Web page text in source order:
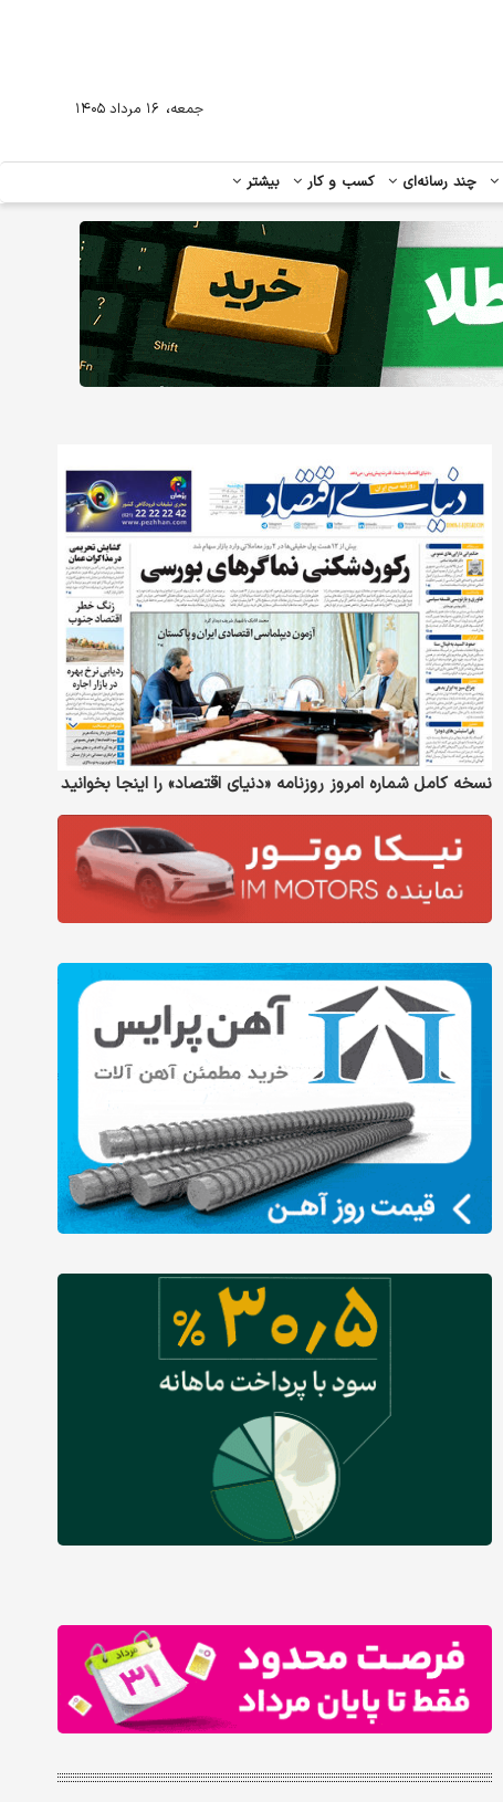
چند رسانه‌ای کسب و کار بیشتر
جمعه، ۱۶ مرداد ۱۴۰۵
نسخه کامل شماره امروز روزنامه «دنیای‌ اقتصاد» را اینجا بخوانید